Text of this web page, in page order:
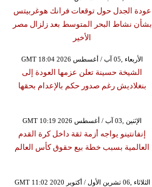
عودة الجدل حول توقعات فرانك هوغربيتس
بشأن نشاط البحر المتوسط بعد زلزال مصر
الأخير
GMT 18:04 2026 الأربعاء ,05 آب / أغسطس
الشيخة حسينة تعلن عزمها العودة إلى
بنغلاديش رغم صدور حكم بالإعدام بحقها
GMT 10:19 2026 الإثنين ,03 آب / أغسطس
إنفانتينو يواجه أزمة ثقة داخل كرة القدم
العالمية بسبب خطة بيع حقوق كأس العالم
GMT 11:02 2020 الثلاثاء ,06 تشرين الأول / أكتوبر